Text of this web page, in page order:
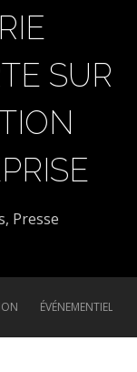
SUR
, Presse
ÉVÉNEMENTIEL